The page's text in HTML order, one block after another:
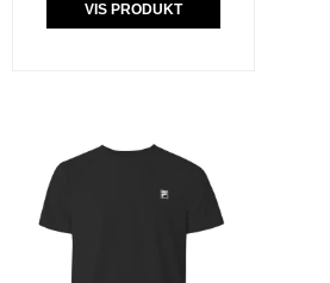
VIS PRODUKT